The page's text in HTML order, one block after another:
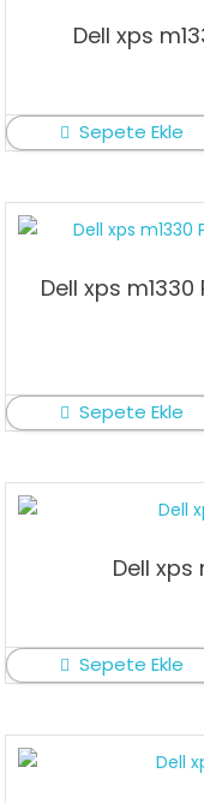
Dell xps
Sepete Ekle
Dell xps
Sepete Ekle
Dell xps
Sepete Ekle